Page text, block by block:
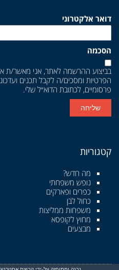
דואר אלקטרוני
הסכמה
בביצוע ההרשמה לאתר, אני מאשר/ת
הפרטיות ומסכים/ה לקבל תכנים
פרסומיים, לכתובת הדוא״ל שלי.
שליחה
קטגוריות
מה חדש?
נופש משפחתי
כפרים ופארקים
כחול לבן
משפחות ממליצות
מחוץ לקופסא
מבצעים